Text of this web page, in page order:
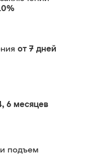
от 7 дней
6 месяцев
подъем